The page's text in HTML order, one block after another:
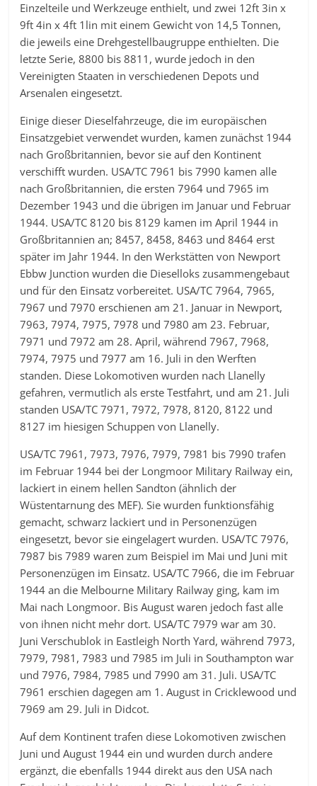
Einzelteile und Werkzeuge enthielt, und zwei 12ft 3in x
9ft 4in x 4ft 1lin mit einem Gewicht von 14,5 Tonnen,
die jeweils eine Drehgestellbaugruppe enthielten. Die
letzte Serie, 8800 bis 8811, wurde jedoch in den
Vereinigten Staaten in verschiedenen Depots und
Arsenalen eingesetzt.
Einige dieser Dieselfahrzeuge, die im europäischen
Einsatzgebiet verwendet wurden, kamen zunächst 1944
nach Großbritannien, bevor sie auf den Kontinent
verschifft wurden. USA/TC 7961 bis 7990 kamen alle
nach Großbritannien, die ersten 7964 und 7965 im
Dezember 1943 und die übrigen im Januar und Februar
1944. USA/TC 8120 bis 8129 kamen im April 1944 in
Großbritannien an; 8457, 8458, 8463 und 8464 erst
später im Jahr 1944. In den Werkstätten von Newport
Ebbw Junction wurden die Dieselloks zusammengebaut
und für den Einsatz vorbereitet. USA/TC 7964, 7965,
7967 und 7970 erschienen am 21. Januar in Newport,
7963, 7974, 7975, 7978 und 7980 am 23. Februar,
7971 und 7972 am 28. April, während 7967, 7968,
7974, 7975 und 7977 am 16. Juli in den Werften
standen. Diese Lokomotiven wurden nach Llanelly
gefahren, vermutlich als erste Testfahrt, und am 21. Juli
standen USA/TC 7971, 7972, 7978, 8120, 8122 und
8127 im hiesigen Schuppen von Llanelly.
USA/TC 7961, 7973, 7976, 7979, 7981 bis 7990 trafen
im Februar 1944 bei der Longmoor Military Railway ein,
lackiert in einem hellen Sandton (ähnlich der
Wüstentarnung des MEF). Sie wurden funktionsfähig
gemacht, schwarz lackiert und in Personenzügen
eingesetzt, bevor sie eingelagert wurden. USA/TC 7976,
7987 bis 7989 waren zum Beispiel im Mai und Juni mit
Personenzügen im Einsatz. USA/TC 7966, die im Februar
1944 an die Melbourne Military Railway ging, kam im
Mai nach Longmoor. Bis August waren jedoch fast alle
von ihnen nicht mehr dort. USA/TC 7979 war am 30.
Juni Verschublok in Eastleigh North Yard, während 7973,
7979, 7981, 7983 und 7985 im Juli in Southampton war
und 7976, 7984, 7985 und 7990 am 31. Juli. USA/TC
7961 erschien dagegen am 1. August in Cricklewood und
7969 am 29. Juli in Didcot.
Auf dem Kontinent trafen diese Lokomotiven zwischen
Juni und August 1944 ein und wurden durch andere
ergänzt, die ebenfalls 1944 direkt aus den USA nach